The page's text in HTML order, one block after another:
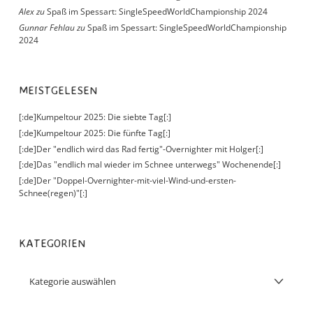
AlexzuSpaß im Spessart: SingleSpeedWorldChampionship 2024
Gunnar FehlauzuSpaß im Spessart: SingleSpeedWorldChampionship
2024
MEISTGELESEN
[:de]Kumpeltour 2025: Die siebte Tag[:]
[:de]Kumpeltour 2025: Die fünfte Tag[:]
[:de]Der "endlich wird das Rad fertig"-Overnighter mit Holger[:]
[:de]Das "endlich mal wieder im Schnee unterwegs" Wochenende[:]
[:de]Der "Doppel-Overnighter-mit-viel-Wind-und-ersten-
Schnee(regen)"[:]
KATEGORIEN